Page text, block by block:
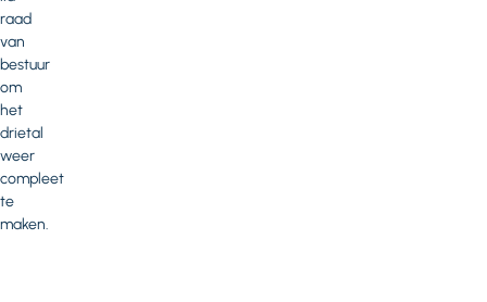
raad
van
bestuur
om
het
drietal
weer
compleet
te
maken.